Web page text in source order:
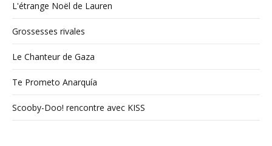
L'étrange Noël de Lauren
Grossesses rivales
Le Chanteur de Gaza
Te Prometo Anarquía
Scooby-Doo! rencontre avec KISS